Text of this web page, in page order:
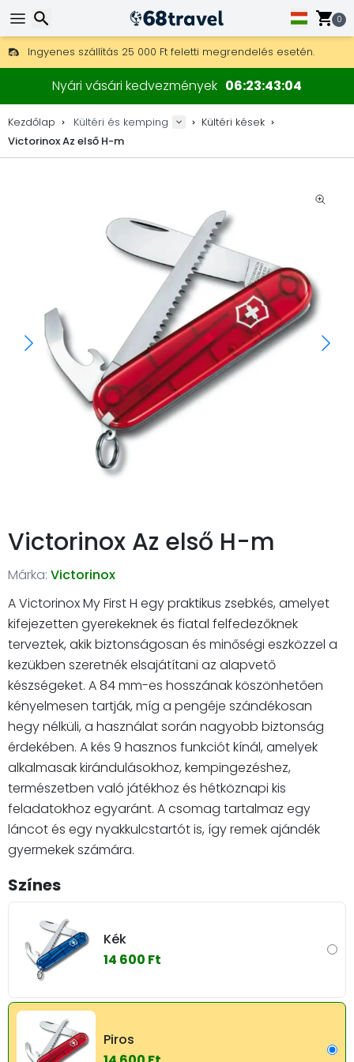
0
Ingyenes szállítás 25 000 Ft feletti megrendelés esetén.
30 nap a visszaküldésre, 90 nap a fa térképekre és dekorokra.
A legjobb árak outdoor felszerelésekre és kiegészítőkre.
Nyári vásári kedvezmények 06 23 43 04
Kezdőlap Kültéri és kemping
Kültéri kések
Victorinox Az első H-m
Victorinox Az első H-m
Márka: Victorinox
A Victorinox My First H egy praktikus zsebkés, amelyet
kifejezetten gyerekeknek és fiatal felfedezőknek
terveztek, akik biztonságosan és minőségi eszközzel a
kezükben szeretnék elsajátítani az alapvető
készségeket. A 84 mm-es hosszának köszönhetően
kényelmesen tartják, míg a pengéje szándékosan
hegy nélküli, a használat során nagyobb biztonság
érdekében. A kés 9 hasznos funkciót kínál, amelyek
alkalmasak kirándulásokhoz, kempingezéshez,
természetben való játékhoz és hétköznapi kis
feladatokhoz egyaránt. A csomag tartalmaz egy
láncot és egy nyakkulcstartót is, így remek ajándék
gyermekek számára.
Színes
Kék
14 600 Ft
Piros
Keresés